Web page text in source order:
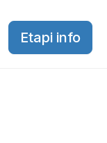
Etapi info